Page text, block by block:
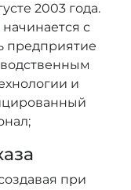
2003 года.
с
предприятие
и
при